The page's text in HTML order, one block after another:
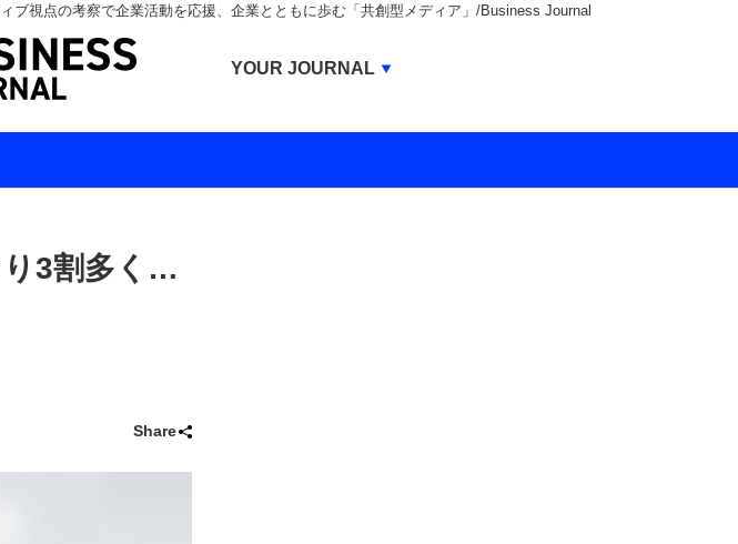
ブ視点の考察で企業活動を応援、企業とともに歩む「共創型メディア」/Business Journal
り3割多く…
Share
YOUR JOURNAL
BUSINESS JOURNAL